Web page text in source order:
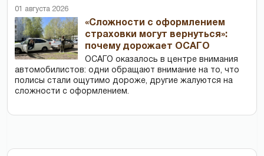
01 августа 2026
«Сложности с оформлением
страховки могут вернуться»:
почему дорожает ОСАГО
ОСАГО оказалось в центре внимания
автомобилистов: одни обращают внимание на то, что
полисы стали ощутимо дороже, другие жалуются на
сложности с оформлением.